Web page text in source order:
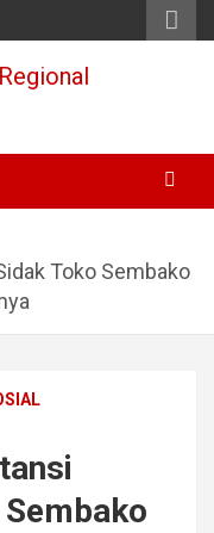
dan
Toko Sembako